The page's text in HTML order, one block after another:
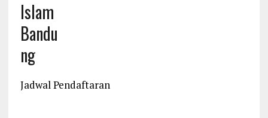
Islam
Bandu
ng
Jadwal Pendaftaran